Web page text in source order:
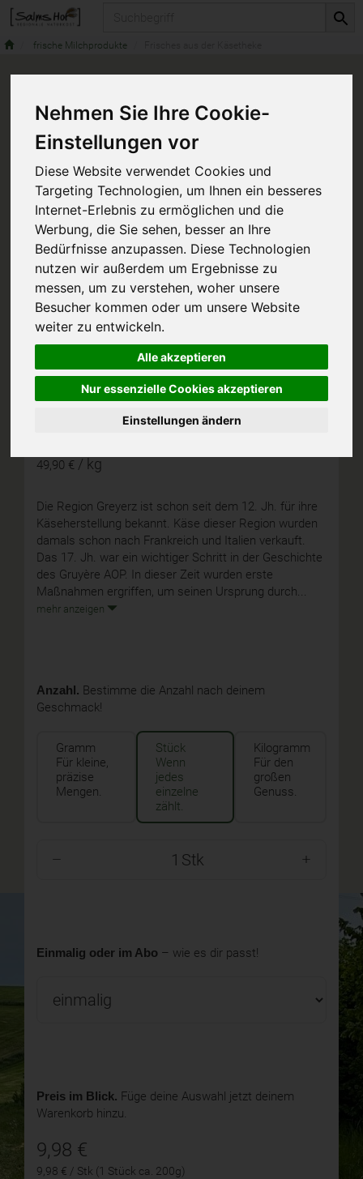
Nehmen Sie Ihre Cookie-
Einstellungen vor
Diese Website verwendet Cookies und
Targeting Technologien, um Ihnen ein besseres
Internet-Erlebnis zu ermöglichen und die
Werbung, die Sie sehen, besser an Ihre
Bedürfnisse anzupassen. Diese Technologien
nutzen wir außerdem um Ergebnisse zu
messen, um zu verstehen, woher unsere
Besucher kommen oder um unsere Website
weiter zu entwickeln.
Alle akzeptieren
Nur essenzielle Cookies akzeptieren
Einstellungen ändern
frische Milchprodukte
Greyerzer
49,90 € / kg
Die Region Greyerz ist schon seit dem 12. Jh. für ihre
Käseherstellung bekannt. Käse dieser Region wurden
damals schon nach Frankreich und Italien verkauft.
Das 17. Jh. war ein wichtiger Schritt in der Geschichte
des Gruyère AOP. In dieser Zeit wurden erste
Maßnahmen ergriffen, um seinen Ursprung durch...
mehr anzeigen
Anzahl. Bestimme die Anzahl nach deinem
Geschmack!
Gramm
Für kleine,
präzise
Mengen.
Stück
Wenn
jedes
einzelne
zählt.
Kilogramm
Für den
großen
Genuss.
Stk
Einmalig oder im Abo – wie es dir passt!
Preis im Blick. Füge deine Auswahl jetzt deinem
Warenkorb hinzu.
9,98 €
9,98 € / Stk (1 Stück ca. 200g)